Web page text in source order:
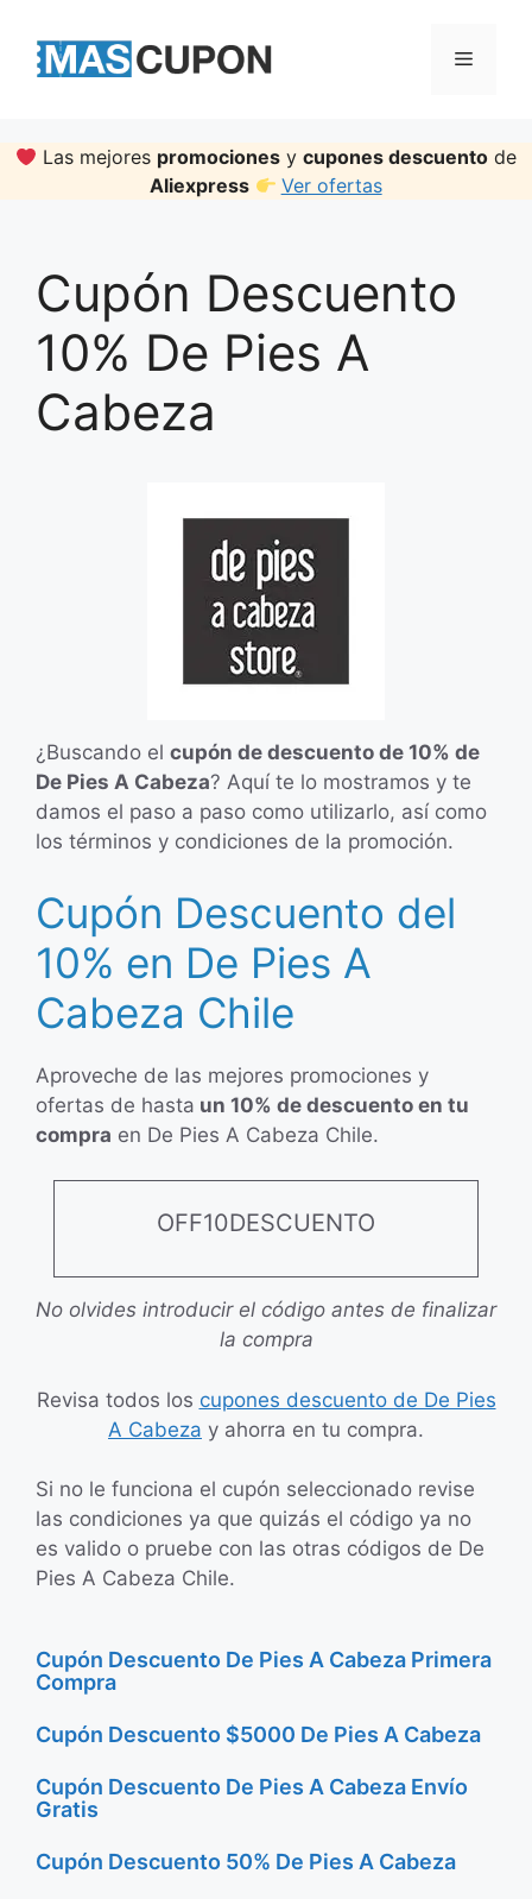
content
Menu
Las mejores promociones ycupones descuento de
Aliexpress
Ver ofertas
Cupón Descuento
10% De Pies A
Cabeza
¿Buscando el cupón de descuento de 10% de
De Pies A Cabeza? Aquí te lo mostramos y te
damos el paso a paso como utilizarlo, así como
los términos y condiciones de la promoción.
Cupón Descuento del
10% en De Pies A
Cabeza Chile
Aproveche de las mejores promociones y
ofertas de hasta un 10% de descuento en tu
compra en De Pies A Cabeza Chile.
OFF10DESCUENTO
No olvides introducir el código antes de finalizar
la compra
Revisa todos los cupones descuento de De Pies
A Cabeza y ahorra en tu compra.
Si no le funciona el cupón seleccionado revise
las condiciones ya que quizás el código ya no
es valido o pruebe con las otras códigos de De
Pies A Cabeza Chile.
Cupón Descuento De Pies A Cabeza Primera
Compra
Cupón Descuento $5000 De Pies A Cabeza
Cupón Descuento De Pies A Cabeza Envío
Gratis
Cupón Descuento 50% De Pies A Cabeza